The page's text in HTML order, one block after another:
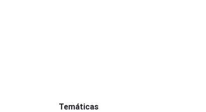
Temáticas